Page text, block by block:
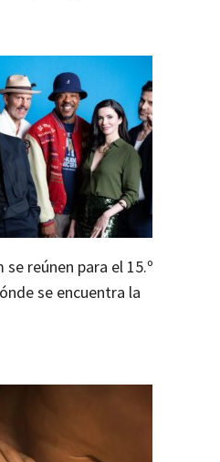
reúnen para el 15.º
se encuentra la